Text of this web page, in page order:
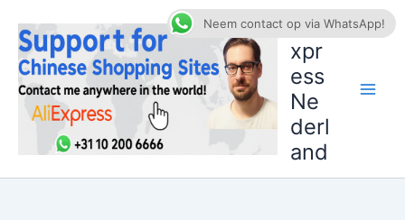
naar
inhoud
AliE
xpr
ess
Ne
derl
and
Neem contact op via WhatsApp!